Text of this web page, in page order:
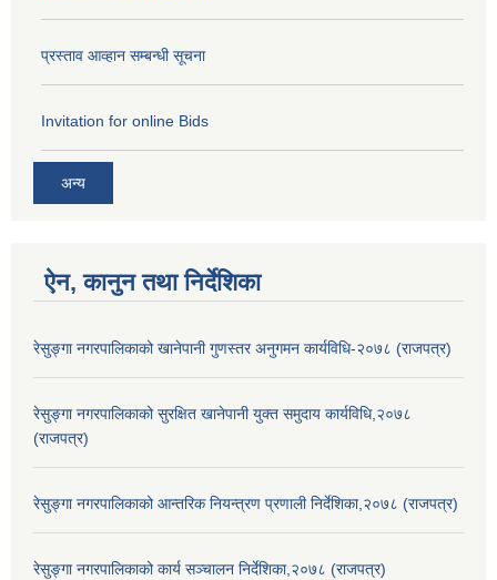
प्रस्ताव आव्हान सम्बन्धी सूचना
Invitation for online Bids
अन्य
ऐन, कानुन तथा निर्देशिका
रेसुङ्गा नगरपालिकाको खानेपानी गुणस्तर अनुगमन कार्यविधि-२०७८ (राजपत्र)
रेसुङ्गा नगरपालिकाको सुरक्षित खानेपानी युक्त समुदाय कार्यविधि,२०७८
(राजपत्र)
रेसुङ्गा नगरपालिकाको आन्तरिक नियन्त्रण प्रणाली निर्देशिका,२०७८ (राजपत्र)
रेसुङ्गा नगरपालिकाको कार्य सञ्चालन निर्देशिका,२०७८ (राजपत्र)